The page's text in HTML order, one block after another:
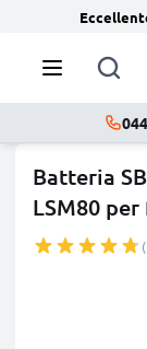
Batteria
LSM80